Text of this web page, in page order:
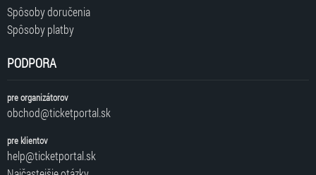
Spôsoby doručenia
Spôsoby platby
PODPORA
pre organizátorov
obchod@ticketportal.sk
pre klientov
help@ticketportal.sk